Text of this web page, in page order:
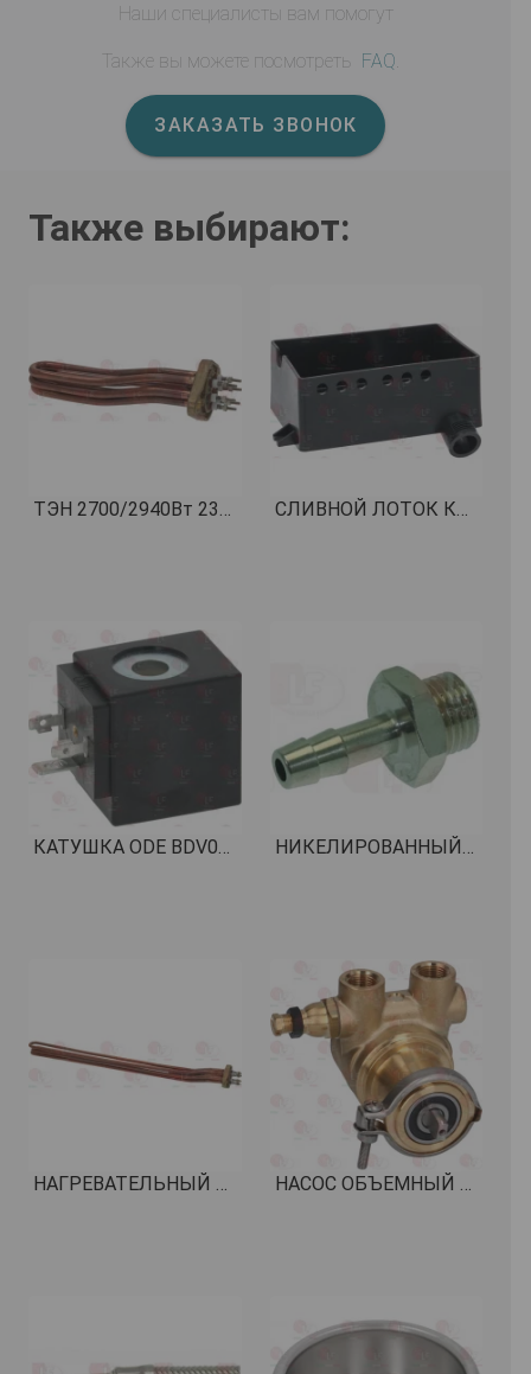
Наши специалисты вам помогут
Также вы можете посмотреть FAQ
ЗАКАЗАТЬ ЗВОНОК
Также выбирают:
ТЭН 2700/2940Вт 230/240В КОД: 1755608 СЛИВНОЙ ЛОТОК КОД: 1527065
НАГРЕВАТЕЛЬНЫЙ ЭЛЕМЕНТ 5000/5440 Вт 230/240 В КОД: 1755259 НАСОС ОБЪЕМНЫЙ ROTOFLOW ø 3/8" НПТ КОД: 1330002